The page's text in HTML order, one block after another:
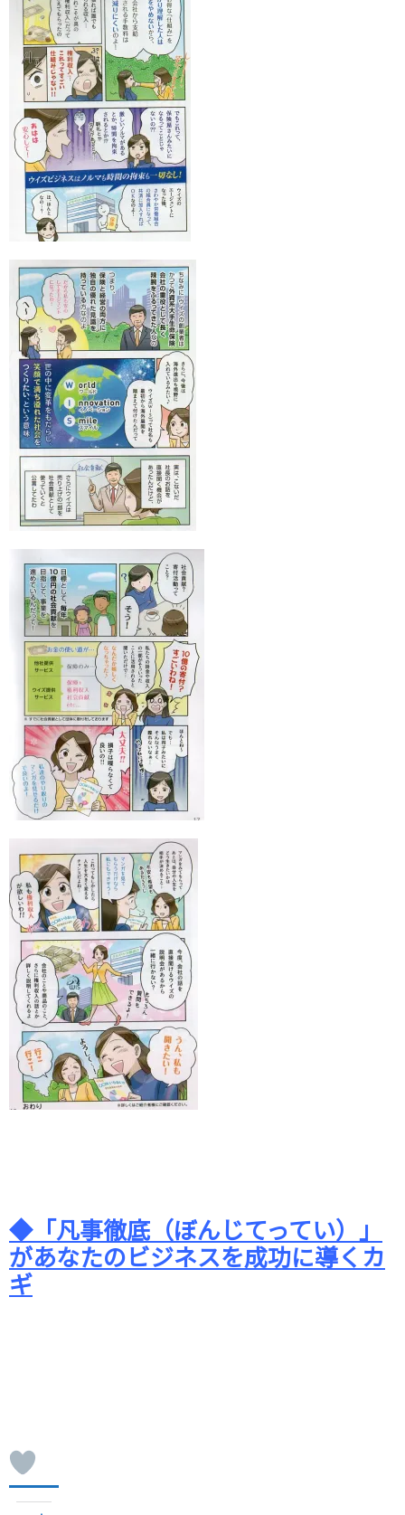
◆「凡事徹底（ぼんじてってい）」
があなたのビジネスを成功に導くカ
ギ